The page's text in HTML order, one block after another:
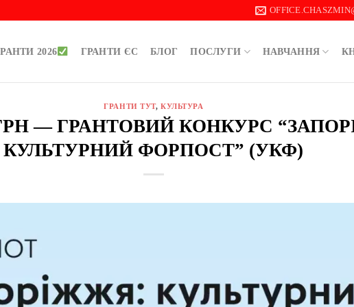
2026 ГРАНТИ ЄС БЛОГ ПОСЛУГИ НАВЧАННЯ
ГРАНТИ ТУТ,КУЛЬТУРА
ГРН — ГРАНТОВИЙ КОНКУРС
КУЛЬТУРНИЙ ФОРПОСТ” (УКФ)